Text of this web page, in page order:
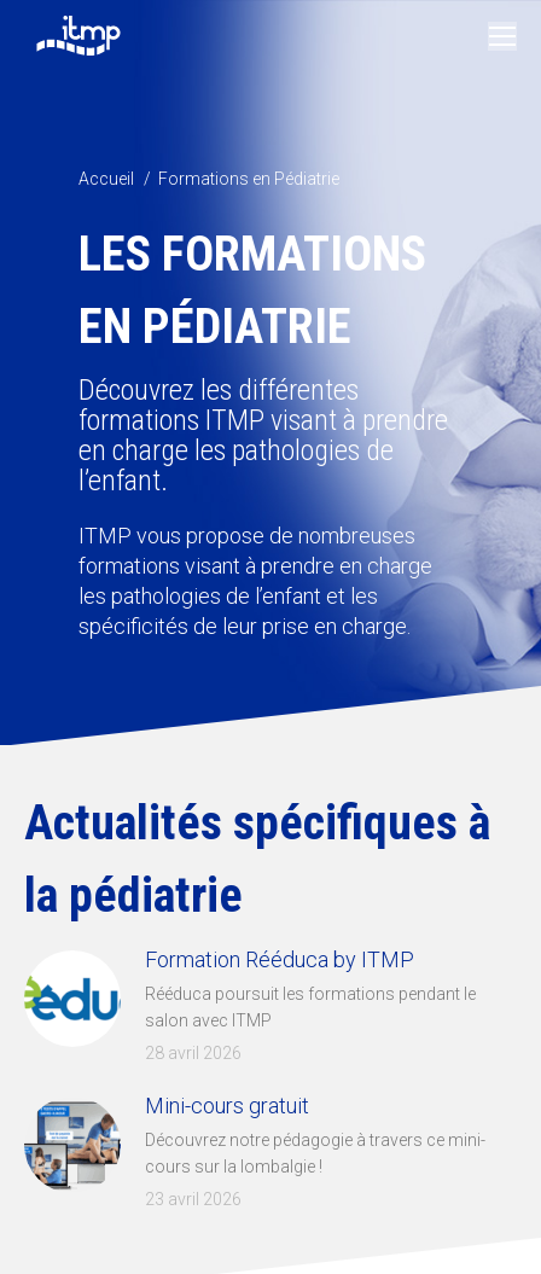
Vous êtes ici :
Accueil Formations en Pédiatrie
LES FORMATIONS
EN PÉDIATRIE
Découvrez les différentes
formations ITMP visant à prendre
en charge les pathologies de
l’enfant.
ITMP vous propose de nombreuses
formations visant à prendre en charge
les pathologies de l’enfant et les
spécificités de leur prise en charge.
Actualités spécifiques à
la pédiatrie
Formation Rééduca by ITMP
Rééduca poursuit les formations pendant le
salon avec ITMP
28 avril 2026
Mini-cours gratuit
Découvrez notre pédagogie à travers ce mini-
cours sur la lombalgie !
23 avril 2026